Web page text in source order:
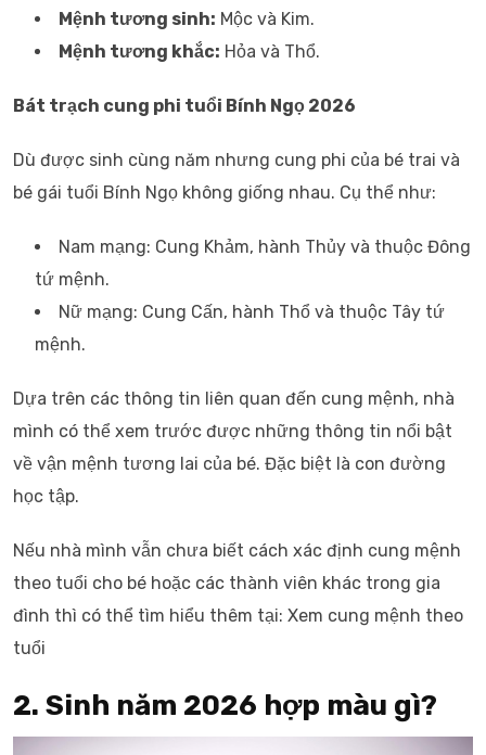
Mệnh tương sinh: Mộc và Kim.
Mệnh tương khắc: Hỏa và Thổ.
Bát trạch cung phi tuổi Bính Ngọ 2026
Dù được sinh cùng năm nhưng cung phi của bé trai và
bé gái tuổi Bính Ngọ không giống nhau. Cụ thể như:
Nam mạng: Cung Khảm, hành Thủy và thuộc Đông
tứ mệnh.
Nữ mạng: Cung Cấn, hành Thổ và thuộc Tây tứ
mệnh.
Dựa trên các thông tin liên quan đến cung mệnh, nhà
mình có thể xem trước được những thông tin nổi bật
về vận mệnh tương lai của bé. Đặc biệt là con đường
học tập.
Nếu nhà mình vẫn chưa biết cách xác định cung mệnh
theo tuổi cho bé hoặc các thành viên khác trong gia
đình thì có thể tìm hiểu thêm tại: Xem cung mệnh theo
tuổi
2. Sinh năm 2026 hợp màu gì?